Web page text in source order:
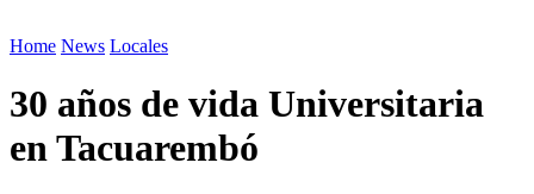
Home News Locales
30 años de vida Universitaria
en Tacuarembó